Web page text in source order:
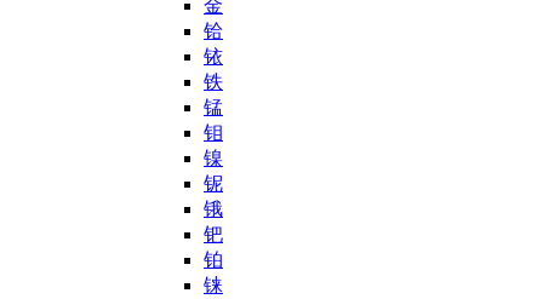
金
铪
铱
铁
锰
钼
镍
铌
锇
钯
铂
铼